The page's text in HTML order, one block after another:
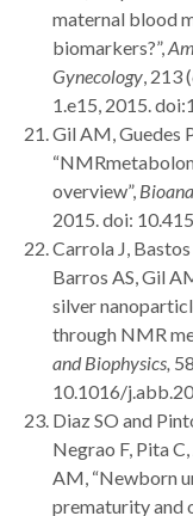
maternal blood
biomarkers?”,
Gynecology, 213
1.e15, 2015.
Gil AM, Guedes
overview”,
2015. doi:
Carrola J,
Barros AS, Gil
silver
through NMR
and Biophysics,
10.1016/
Diaz SO and
Negrao F, Pita
AM, “Newborn
prematurity and